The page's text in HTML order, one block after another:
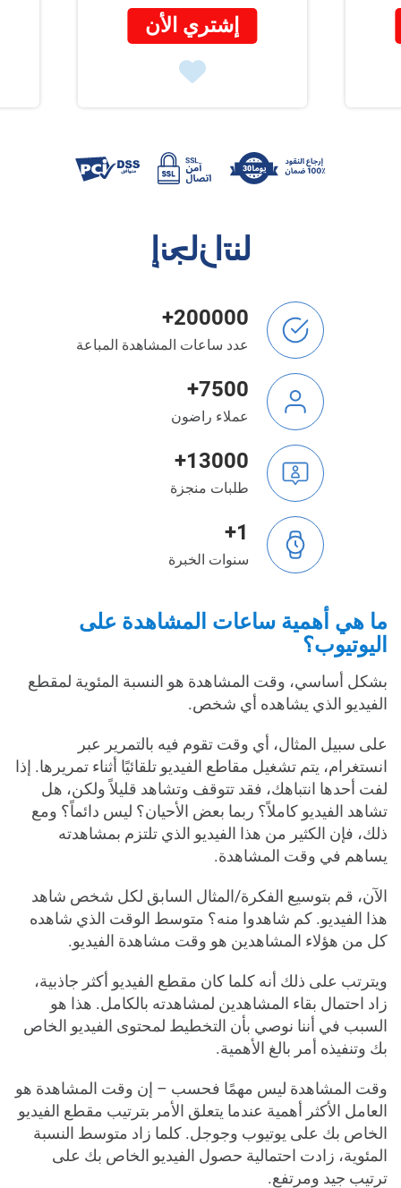
إشتري الأن
إنجازاتنا
200000+
عدد ساعات المشاهدة المباعة
7500+
عملاء راضون
13000+
طلبات منجزة
1+
سنوات الخبرة
ما هي أهمية ساعات المشاهدة على
اليوتيوب؟
بشكل أساسي، وقت المشاهدة هو النسبة المئوية لمقطع
الفيديو الذي يشاهده أي شخص.
على سبيل المثال، أي وقت تقوم فيه بالتمرير عبر
انستغرام، يتم تشغيل مقاطع الفيديو تلقائيًا أثناء تمريرها. إذا
لفت أحدها انتباهك، فقد تتوقف وتشاهد قليلاً ولكن، هل
تشاهد الفيديو كاملاً؟ ربما بعض الأحيان؟ ليس دائماً؟ ومع
ذلك، فإن الكثير من هذا الفيديو الذي تلتزم بمشاهدته
يساهم في وقت المشاهدة.
الآن، قم بتوسيع الفكرة/المثال السابق لكل شخص شاهد
هذا الفيديو. كم شاهدوا منه؟ متوسط الوقت الذي شاهده
كل من هؤلاء المشاهدين هو وقت مشاهدة الفيديو.
ويترتب على ذلك أنه كلما كان مقطع الفيديو أكثر جاذبية،
زاد احتمال بقاء المشاهدين لمشاهدته بالكامل. هذا هو
السبب في أننا نوصي بأن التخطيط لمحتوى الفيديو الخاص
بك وتنفيذه أمر بالغ الأهمية.
وقت المشاهدة ليس مهمًا فحسب – إن وقت المشاهدة هو
العامل الأكثر أهمية عندما يتعلق الأمر بترتيب مقطع الفيديو
الخاص بك على يوتيوب وجوجل. كلما زاد متوسط ​​النسبة
المئوية، زادت احتمالية حصول الفيديو الخاص بك على
ترتيب جيد ومرتفع.